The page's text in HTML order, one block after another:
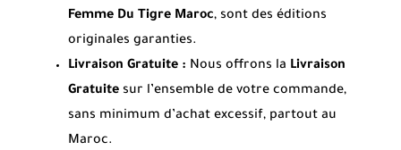
Femme Du Tigre Maroc, sont des éditions
originales garanties.
Livraison Gratuite : Nous offrons la Livraison
Gratuite sur l’ensemble de votre commande,
sans minimum d’achat excessif, partout au
Maroc.